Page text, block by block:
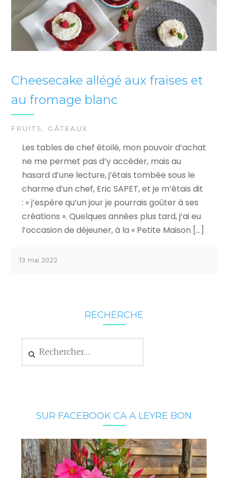
Cheesecake allégé aux fraises et
au fromage blanc
FRUITS , GÂTEAUX
Les tables de chef étoilé, mon pouvoir d’achat
ne me permet pas d’y accéder, mais au
hasard d’une lecture, j’étais tombée sous le
charme d’un chef, Eric SAPET, et je m’étais dit
: « j’espère qu’un jour je pourrais goûter à ses
créations ». Quelques années plus tard, j’ai eu
l’occasion de déjeuner, à la « Petite Maison […]
13 mai 2022
RECHERCHE
SUR FACEBOOK CA A LEYRE BON